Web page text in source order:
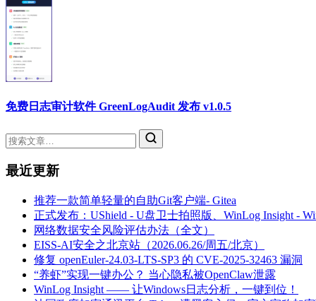
免费日志审计软件 GreenLogAudit 发布 v1.0.5
最近更新
推荐一款简单轻量的自助Git客户端- Gitea
正式发布：UShield - U盘卫士拍照版、WinLog Insight -
网络数据安全风险评估办法（全文）
EISS-AI安全之北京站（2026.06.26/周五/北京）
修复 openEuler-24.03-LTS-SP3 的 CVE-2025-32463 漏洞
“养虾”实现一键办公？ 当心隐私被OpenClaw泄露
WinLog Insight —— 让Windows日志分析，一键到位！